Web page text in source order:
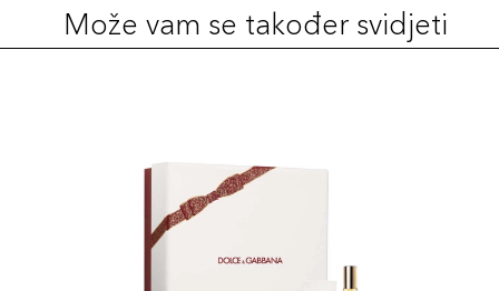
Može vam se također svidjeti